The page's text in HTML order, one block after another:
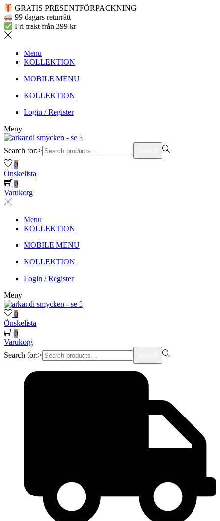
GRATIS PRESENTFÖRPACKNING
99 dagars returrätt
Fri frakt från 399 kr
Menu
KOLLEKTION
MOBILE MENU
KOLLEKTION
Login / Register
Meny
Search for:>
0
Önskelista
0
Varukorg
Menu
KOLLEKTION
MOBILE MENU
KOLLEKTION
Login / Register
Meny
0
Önskelista
0
Varukorg
Search for:>